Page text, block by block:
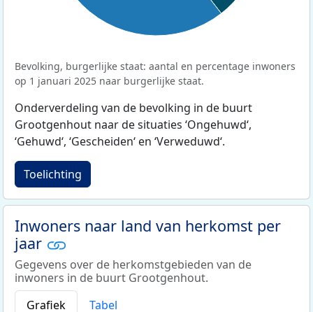
Bevolking, burgerlijke staat: aantal en percentage inwoners
op 1 januari 2025 naar burgerlijke staat.
Onderverdeling van de bevolking in de buurt
Grootgenhout naar de situaties ‘Ongehuwd‘,
‘Gehuwd‘, ‘Gescheiden‘ en ‘Verweduwd‘.
Toelichting
Inwoners naar land van herkomst per
jaar
Gegevens over de herkomstgebieden van de
inwoners in de buurt Grootgenhout.
Grafiek
Tabel